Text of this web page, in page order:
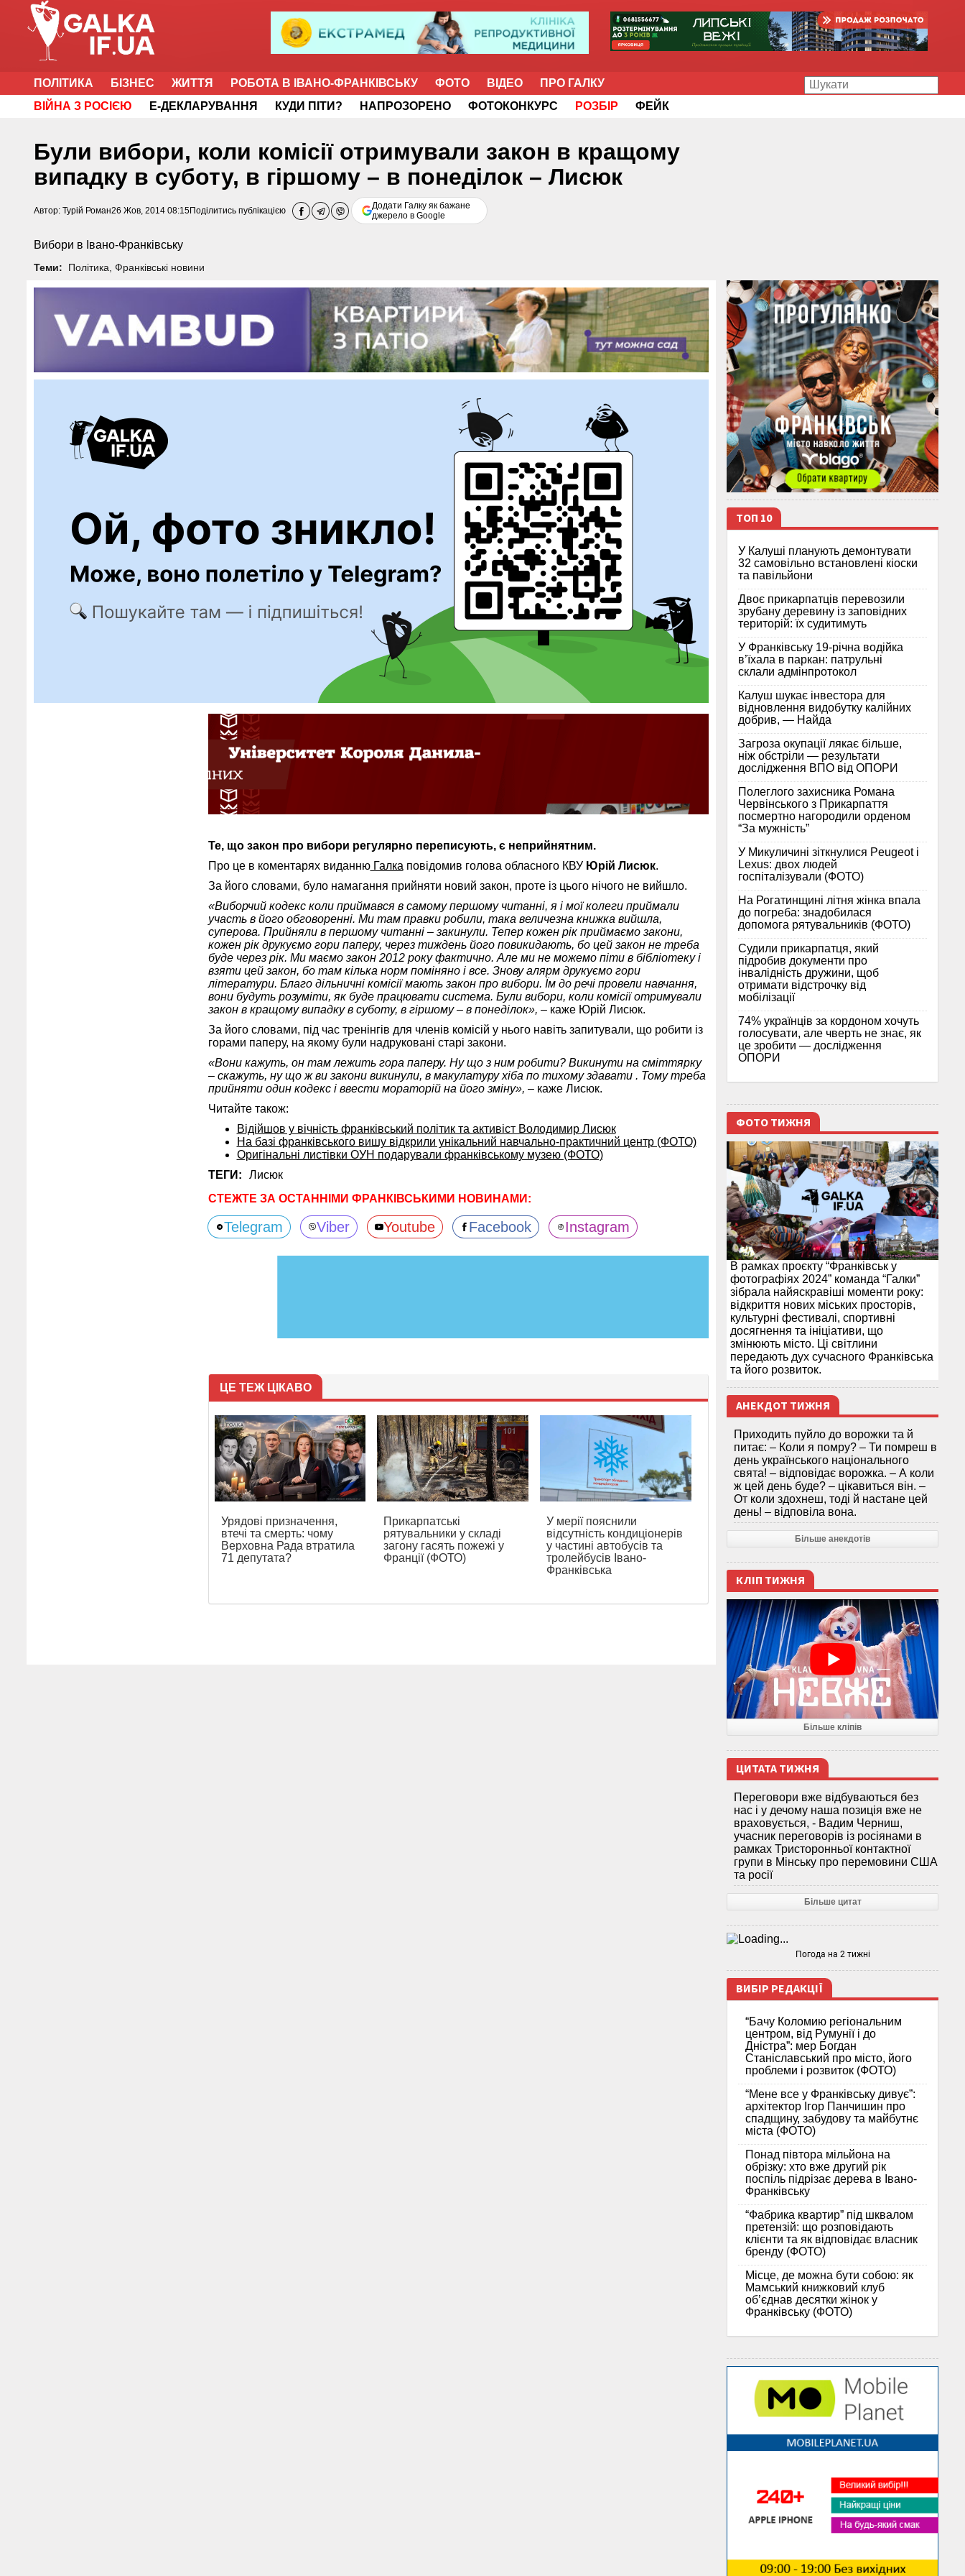
ПОЛІТИКА БІЗНЕС ЖИТТЯ РОБОТА В ІВАНО-ФРАНКІВСЬКУ ФОТО ВІДЕО
ПРО ГАЛКУ
ВІЙНА З РОСІЄЮ
Е-ДЕКЛАРУВАННЯ КУДИ ПІТИ? НАПРОЗОРЕНО ФОТОКОНКУРС РОЗБІР ФЕЙК
Були вибори, коли комісії отримували закон в кращому
випадку в суботу, в гіршому – в понеділок – Лисюк
Автор: Турій Роман26 Жов, 2014 08:15Поділитись публікацією
Додати Галку як бажане
джерело в Google
Вибори в Івано-Франківську
Теми: Політика Франківські новини
Те, що закон про вибори регулярно переписують, є неприйнятним.
Про це в коментарях виданнюГалка повідомив голова обласного КВУ Юрій Лисюк.
За його словами, було намагання прийняти новий закон, проте із цього нічого не вийшло.
«Виборчий кодекс коли приймався в самому першому читанні, я і мої колеги приймали
участь в його обговоренні. Ми там правки робили, така величезна книжка вийшла,
суперова. Прийняли в першому читанні – закинули. Тепер кожен рік приймаємо закони,
кожен рік друкуємо гори паперу, через тиждень його повикидають, бо цей закон не треба
буде через рік. Ми маємо закон 2012 року фактично. Але ми не можемо піти в бібліотеку і
взяти цей закон, бо там кілька норм поміняно і все. Знову алярм друкуємо гори
літератури. Благо дільничні комісії мають закон про вибори. Їм до речі провели навчання,
вони будуть розуміти, як буде працювати система. Були вибори, коли комісії отримували
закон в кращому випадку в суботу, в гіршому – в понеділок», – каже Юрій Лисюк.
За його словами, під час тренінгів для членів комісій у нього навіть запитували, що робити із
горами паперу, на якому були надруковані старі закони.
«Вони кажуть, он там лежить гора паперу. Ну що з ним робити? Викинути на сміттярку
– скажуть, ну що ж ви закони викинули, в макулатуру хіба по тихому здавати . Тому треба
прийняти один кодекс і ввести мораторій на його зміну», – каже Лисюк.
Читайте також:
Відійшов у вічність франківський політик та активіст Володимир Лисюк
На базі франківського вишу відкрили унікальний навчально-практичний центр (ФОТО)
Оригінальні листівки ОУН подарували франківському музею (ФОТО)
ТЕГИ:
Лисюк
СТЕЖТЕ ЗА ОСТАННІМИ ФРАНКІВСЬКИМИ НОВИНАМИ:
Telegram Viber Youtube Facebook Instagram
ЦЕ ТЕЖ ЦІКАВО
Урядові призначення,
втечі та смерть: чому
Верховна Рада втратила
71 депутата?
Прикарпатські
рятувальники у складі
загону гасять пожежі у
Франції (ФОТО)
У мерії пояснили
відсутність кондиціонерів
у частині автобусів та
тролейбусів Івано-
Франківська
ТОП 10
У Калуші планують демонтувати
32 самовільно встановлені кіоски
та павільйони
Двоє прикарпатців перевозили
зрубану деревину із заповідних
територій: їх судитимуть
У Франківську 19-річна водійка
в’їхала в паркан: патрульні
склали адмінпротокол
Калуш шукає інвестора для
відновлення видобутку калійних
добрив, — Найда
Загроза окупації лякає більше,
ніж обстріли — результати
дослідження ВПО від ОПОРИ
Полеглого захисника Романа
Червінського з Прикарпаття
посмертно нагородили орденом
“За мужність”
У Микуличині зіткнулися Peugeot і
Lexus: двох людей
госпіталізували (ФОТО)
На Рогатинщині літня жінка впала
до погреба: знадобилася
допомога рятувальників (ФОТО)
Судили прикарпатця, який
підробив документи про
інвалідність дружини, щоб
отримати відстрочку від
мобілізації
74% українців за кордоном хочуть
голосувати, але чверть не знає, як
це зробити — дослідження
ОПОРИ
ФОТО ТИЖНЯ
В рамках проєкту “Франківськ у
фотографіях 2024” команда “Галки”
зібрала найяскравіші моменти року:
відкриття нових міських просторів,
культурні фестивалі, спортивні
досягнення та ініціативи, що
змінюють місто. Ці світлини
передають дух сучасного Франківська
та його розвиток.
АНЕКДОТ ТИЖНЯ
Приходить пуйло до ворожки та й
питає: – Коли я помру? – Ти помреш в
день українського національного
свята! – відповідає ворожка. – А коли
ж цей день буде? – цікавиться він. –
От коли здохнеш, тоді й настане цей
день! – відповіла вона.
Більше анекдотів
КЛІП ТИЖНЯ
Більше кліпів
ЦИТАТА ТИЖНЯ
Переговори вже відбуваються без
нас і у дечому наша позиція вже не
враховується, - Вадим Черниш,
учасник переговорів із росіянами в
рамках Тристоронньої контактної
групи в Мінську про перемовини США
та росії
Більше цитат
Погода на 2 тижні
ВИБІР РЕДАКЦІЇ
“Бачу Коломию регіональним
центром, від Румунії і до
Дністра”: мер Богдан
Станіславський про місто, його
проблеми і розвиток (ФОТО)
“Мене все у Франківську дивує”:
архітектор Ігор Панчишин про
спадщину, забудову та майбутнє
міста (ФОТО)
Понад півтора мільйона на
обрізку: хто вже другий рік
поспіль підрізає дерева в Івано-
Франківську
“Фабрика квартир” під шквалом
претензій: що розповідають
клієнти та як відповідає власник
бренду (ФОТО)
Місце, де можна бути собою: як
Мамський книжковий клуб
об’єднав десятки жінок у
Франківську (ФОТО)